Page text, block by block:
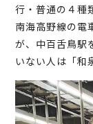
行・普通の４種
南海高野線の電
が、中百舌鳥駅
いない人は「和